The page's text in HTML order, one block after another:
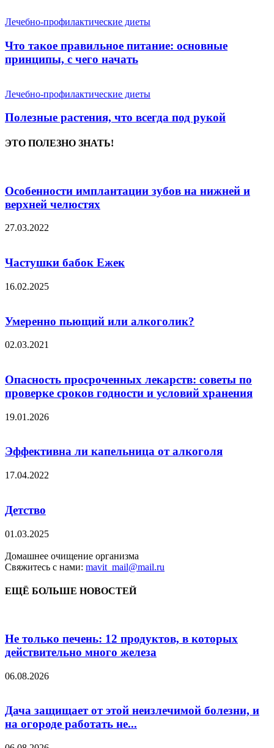
Лечебно-профилактические диеты
Что такое правильное питание: основные
принципы, с чего начать
Лечебно-профилактические диеты
Полезные растения, что всегда под рукой
ЭТО ПОЛЕЗНО ЗНАТЬ!
Особенности имплантации зубов на нижней и
верхней челюстях
27.03.2022
Частушки бабок Ежек
16.02.2025
Умеренно пьющий или алкоголик?
02.03.2021
Опасность просроченных лекарств: советы по
проверке сроков годности и условий хранения
19.01.2026
Эффективна ли капельница от алкоголя
17.04.2022
Детство
01.03.2025
Домашнее очищение организма
Свяжитесь с нами: mavit_mail@mail.ru
ЕЩЁ БОЛЬШЕ НОВОСТЕЙ
Не только печень: 12 продуктов, в которых
действительно много железа
06.08.2026
Дача защищает от этой неизлечимой болезни, и
на огороде работать не...